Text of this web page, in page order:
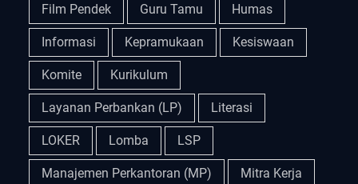
Film Pendek Guru Tamu Humas
Informasi Kepramukaan Kesiswaan
Komite Kurikulum
Layanan Perbankan (LP) Literasi
LOKER Lomba LSP
Manajemen Perkantoran (MP) Mitra Kerja